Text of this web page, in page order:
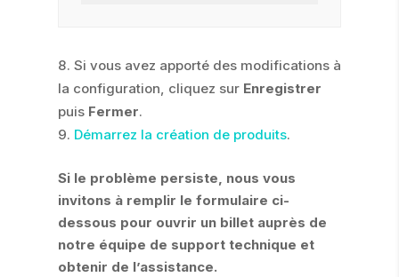
Si vous avez apporté des modifications à
la configuration, cliquez sur Enregistrer
puis Fermer.
Démarrez la création de produits.
Si le problème persiste, nous vous
invitons à remplir le formulaire ci-
dessous pour ouvrir un billet auprès de
notre équipe de support technique et
obtenir de l’assistance.